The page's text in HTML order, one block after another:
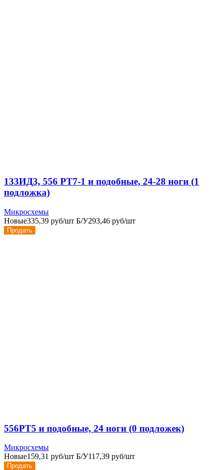
133ИД3, 556 РТ7-1 и подобные, 24-28 ноги (1
подложка)
Микросхемы
Новые335,39 руб/шт Б/У293,46 руб/шт
Продать
556РТ5 и подобные, 24 ноги (0 подложек)
Микросхемы
Новые159,31 руб/шт Б/У117,39 руб/шт
Продать